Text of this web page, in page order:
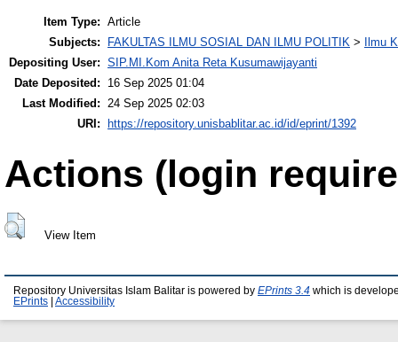
Item Type: Article
Subjects:
FAKULTAS ILMU SOSIAL DAN ILMU POLITIK >
Ilmu
Depositing User: SIP.MI.Kom Anita Reta Kusumawijayanti
Date Deposited:
16 Sep 2025 01:04
Last Modified: 24 Sep 2025 02:03
URI:
https://repository.unisbablitar.ac.id/id/eprint/1392
Actions (login
View Item
Repository Universitas Islam Balitar is powered by EPrints 3.4 which is
EPrints
Accessibility